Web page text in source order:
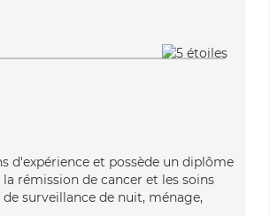
d'expérience et possède un diplôme
rémission de cancer et les soins
surveillance de nuit, ménage,